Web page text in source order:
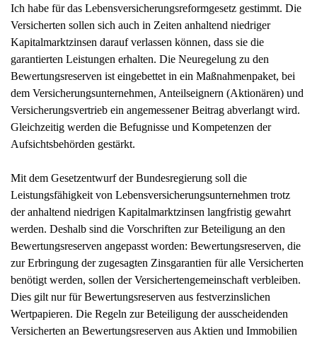
Ich habe für das Lebensversicherungsreformgesetz gestimmt. Die
Versicherten sollen sich auch in Zeiten anhaltend niedriger
Kapitalmarktzinsen darauf verlassen können, dass sie die
garantierten Leistungen erhalten. Die Neuregelung zu den
Bewertungsreserven ist eingebettet in ein Maßnahmenpaket, bei
dem Versicherungsunternehmen, Anteilseignern (Aktionären) und
Versicherungsvertrieb ein angemessener Beitrag abverlangt wird.
Gleichzeitig werden die Befugnisse und Kompetenzen der
Aufsichtsbehörden gestärkt.
Mit dem Gesetzentwurf der Bundesregierung soll die
Leistungsfähigkeit von Lebensversicherungsunternehmen trotz
der anhaltend niedrigen Kapitalmarktzinsen langfristig gewahrt
werden. Deshalb sind die Vorschriften zur Beteiligung an den
Bewertungsreserven angepasst worden: Bewertungsreserven, die
zur Erbringung der zugesagten Zinsgarantien für alle Versicherten
benötigt werden, sollen der Versichertengemeinschaft verbleiben.
Dies gilt nur für Bewertungsreserven aus festverzinslichen
Wertpapieren. Die Regeln zur Beteiligung der ausscheidenden
Versicherten an Bewertungsreserven aus Aktien und Immobilien